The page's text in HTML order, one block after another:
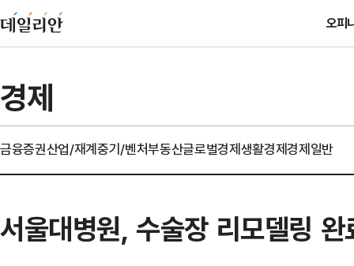
오피
경제
금융증권산업/재계중기/벤처부동산글로벌경제생활경제경제일반
서울대병원, 수술장 리모델링